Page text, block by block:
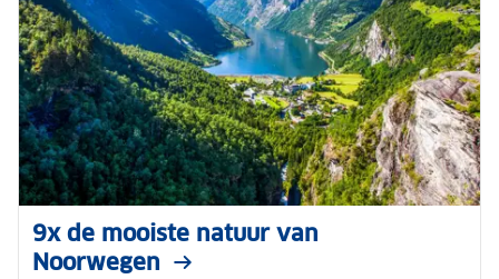
9x de mooiste natuur van
Noorwegen